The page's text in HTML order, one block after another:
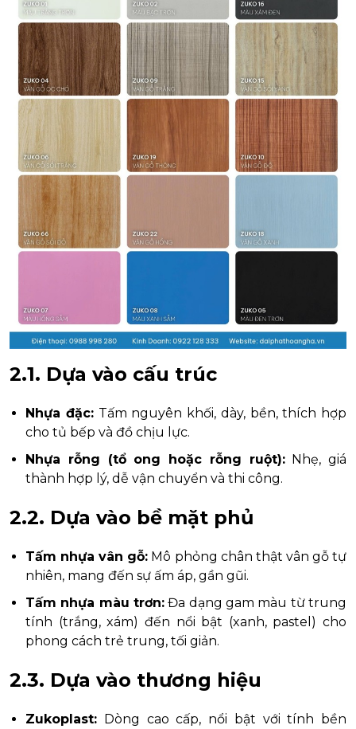
2.1. Dựa vào cấu trúc
Nhựa đặc:Tấm nguyên khối, dày, bền, thích hợp
cho tủ bếp và đồ chịu lực.
Nhựa rỗng (tổ ong hoặc rỗng ruột):Nhẹ, giá
thành hợp lý, dễ vận chuyển và thi công.
2.2. Dựa vào bề mặt phủ
Tấm nhựa vân gỗ: Mô phỏng chân thật vân gỗ tự
nhiên, mang đến sự ấm áp, gần gũi.
Tấm nhựa màu trơn: Đa dạng gam màu từ trung
tính (trắng, xám) đến nổi bật (xanh, pastel) cho
phong cách trẻ trung, tối giản.
2.3. Dựa vào thương hiệu
Zukoplast: Dòng cao cấp, nổi bật với tính bền